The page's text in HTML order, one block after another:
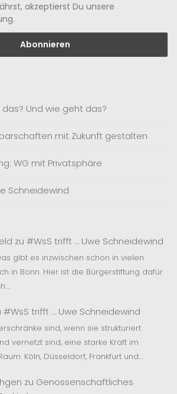
akzeptierst Du unsere
das? Und wie geht das?
mit Zukunft gestalten
WG mit Privatsphäre
Schneidewind
zu #WsS trifft … Uwe Schneidewind
gibt es inzwischen schon in vielen
in Bonn. Hier ist die Bürgerstiftung dafür
#WsS trifft … Uwe Schneidewind
sind, wenn sie strukturiert
vernetzt sind, eine starke Kraft im
Köln, Düsseldorf, Frankfurt und…
zu Genossenschaftliches